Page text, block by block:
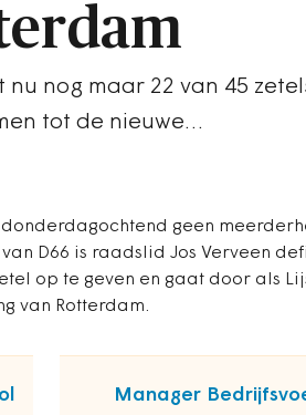
nog maar 22 van 45
tot de nieuwe…
geen
D66 is raadslid Jos Verveen
op te geven en gaat door als
van Rotterdam.
Manager